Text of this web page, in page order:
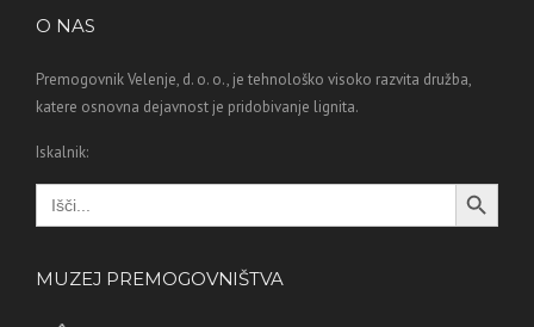
O NAS
Premogovnik Velenje, d. o. o., je tehnološko visoko razvita družba,
katere osnovna dejavnost je pridobivanje lignita.
Iskalnik:
Search
for:
Search Button
MUZEJ PREMOGOVNIŠTVA